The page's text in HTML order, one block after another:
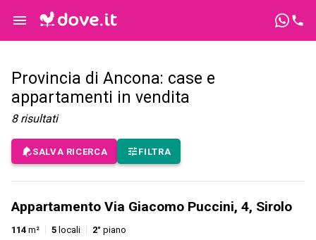
Provincia di Ancona: case e
appartamenti in vendita
8 risultati
SALVA RICERCA FILTRA
Appartamento Via Giacomo Puccini, 4, Sirolo
114 m² 5 locali 2° piano